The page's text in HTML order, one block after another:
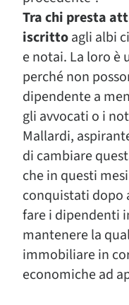
Tra chi presta
iscrittoagli albi
e notai. La loro è
perché non
dipendente a
gli avvocati o i
Mallardi,
di cambiare
che in questi
conquistati dopo
fare i dipendenti
mantenere la
immobiliare in
economiche ad